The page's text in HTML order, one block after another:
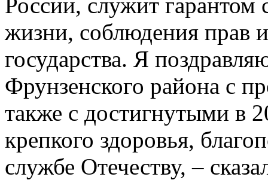
жизни, соблюдения прав
государства. Я
Фрунзенского района с
также с достигнутыми в
крепкого здоровья,
службе Отечеству, –